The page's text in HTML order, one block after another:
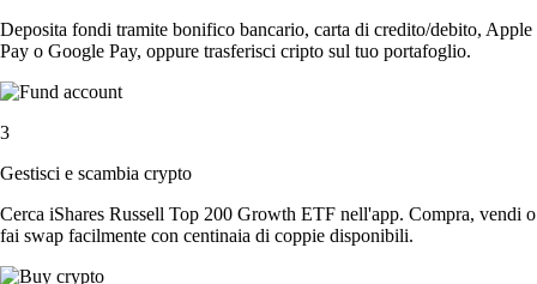
Deposita fondi tramite bonifico bancario, carta di credito/debito, Apple
Pay o Google Pay, oppure trasferisci cripto sul tuo portafoglio.
3
Gestisci e scambia crypto
Cerca iShares Russell Top 200 Growth ETF nell'app. Compra, vendi o
fai swap facilmente con centinaia di coppie disponibili.